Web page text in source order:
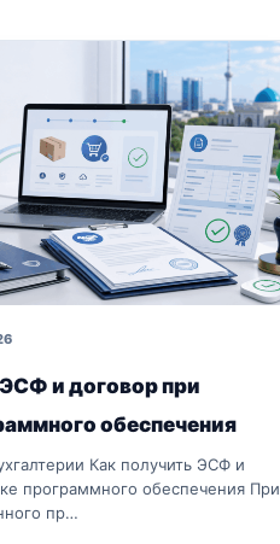
и договор при
обеспечения
Как получить ЭСФ и
программного обеспечения При
пр…